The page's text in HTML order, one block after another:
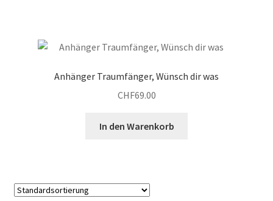
Anhänger Traumfänger, Wünsch dir was
CHF69.00
In den Warenkorb